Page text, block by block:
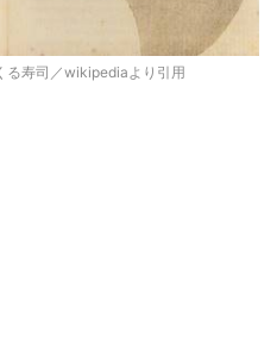
る寿司／wikipediaより引用